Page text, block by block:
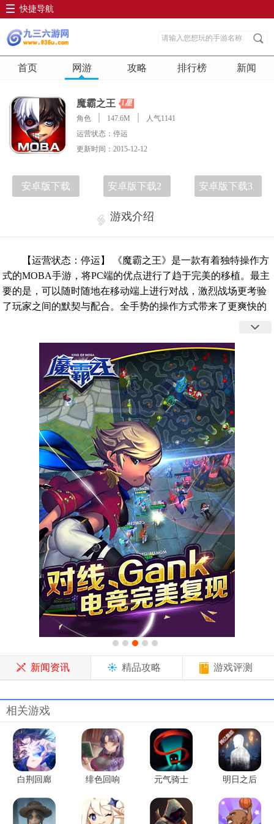
快捷导航
首页 网游 攻略 排行榜 新闻
魔霸之王
1星
角色
147.6M
人气1141
运营状态：停运
更新时间：2015-12-12
安卓版下载 安卓版下载2 安卓版下载3
游戏介绍
【运营状态：停运】 《魔霸之王》是一款有着独特操作方
式的MOBA手游，将PC端的优点进行了趋于完美的移植。最主
要的是，可以随时随地在移动端上进行对战，激烈战场更考验
了玩家之间的默契与配合。全手势的操作方式带来了更爽快的
新闻资讯 精品攻略 游戏评测
相关游戏
白荆回廊 绯色回响 元气骑士 明日之后